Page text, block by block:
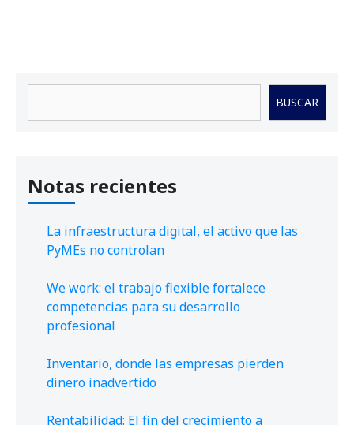
BUSCAR
Notas recientes
La infraestructura digital, el activo que las
PyMEs no controlan
We work: el trabajo flexible fortalece
competencias para su desarrollo
profesional
Inventario, donde las empresas pierden
dinero inadvertido
Rentabilidad: El fin del crecimiento a